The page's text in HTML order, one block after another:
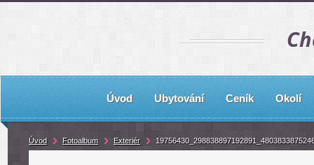
Úvod Ubytování Ceník Okolí
Úvod Fotoalbum Exteriér